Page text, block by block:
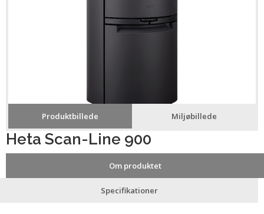
Produktbillede Miljøbillede
Heta Scan-Line 900
Om produktet
Specifikationer